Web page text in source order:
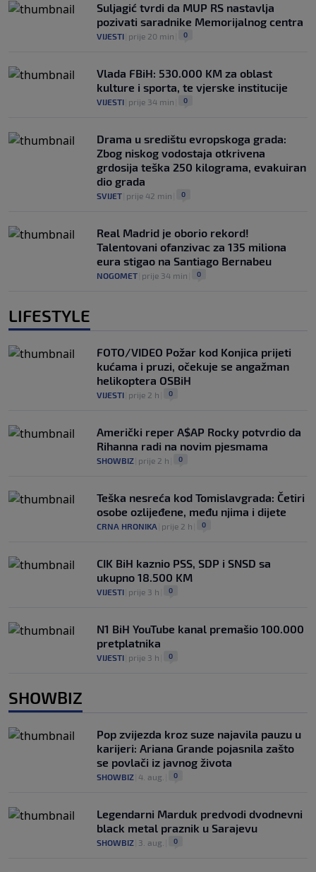
Suljagić tvrdi da MUP RS nastavlja
pozivati saradnike Memorijalnog centra
VIJESTI prije 20 min 0
Vlada FBiH: 530.000 KM za oblast
kulture i sporta, te vjerske institucije
VIJESTI prije 34 min 0
Drama u središtu evropskoga grada:
Zbog niskog vodostaja otkrivena
grdosija teška 250 kilograma, evakuiran
dio grada
SVIJET prije 42 min 0
Real Madrid je oborio rekord!
Talentovani ofanzivac za 135 miliona
eura stigao na Santiago Bernabeu
NOGOMET prije 34 min 0
LIFESTYLE
FOTO/VIDEO Požar kod Konjica prijeti
kućama i pruzi, očekuje se angažman
helikoptera OSBiH
VIJESTI prije 2 h 0
Američki reper A$AP Rocky potvrdio da
Rihanna radi na novim pjesmama
SHOWBIZ prije 2 h 0
Teška nesreća kod Tomislavgrada: Četiri
osobe ozlijeđene, među njima i dijete
CRNA HRONIKA prije 2 h 0
CIK BiH kaznio PSS, SDP i SNSD sa
ukupno 18.500 KM
VIJESTI prije 3 h 0
N1 BiH YouTube kanal premašio 100.000
pretplatnika
VIJESTI prije 3 h 0
SHOWBIZ
Pop zvijezda kroz suze najavila pauzu u
karijeri: Ariana Grande pojasnila zašto
se povlači iz javnog života
SHOWBIZ 4. aug. 0
Legendarni Marduk predvodi dvodnevni
black metal praznik u Sarajevu
SHOWBIZ 3. aug. 0